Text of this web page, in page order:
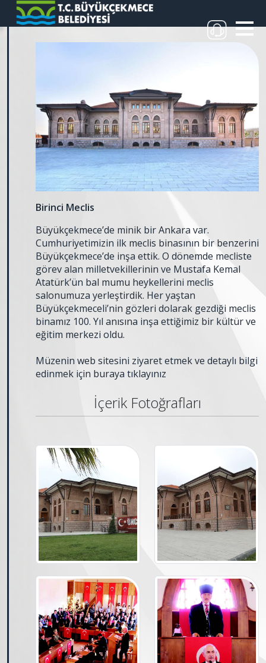
Birinci Meclis
Büyükçekmece’de minik bir Ankara var.
Cumhuriyetimizin ilk meclis binasının bir benzerini
Büyükçekmece’de inşa ettik. O dönemde mecliste
görev alan milletvekillerinin ve Mustafa Kemal
Atatürk’ün bal mumu heykellerini meclis
salonumuza yerleştirdik. Her yaştan
Büyükçekmeceli’nin gözleri dolarak gezdiği meclis
binamız 100. Yıl anısına inşa ettiğimiz bir kültür ve
eğitim merkezi oldu.
Müzenin web sitesini ziyaret etmek ve detaylı bilgi
edinmek için buraya tıklayınız
İçerik Fotoğrafları